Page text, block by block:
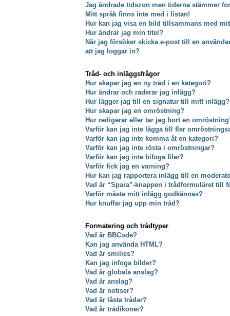
Jag ändrade tidszon men tiderna stämmer
Mitt språk finns inte med i listan!
Hur kan jag visa en bild tillsammans med
Hur ändrar jag min titel?
När jag försöker skicka e-post till en
att jag loggar in?
Tråd- och inläggsfrågor
Hur skapar jag en ny tråd i en kategori?
Hur ändrar och raderar jag inlägg?
Hur lägger jag till en signatur till mitt inlägg?
Hur skapar jag en omröstning?
Hur redigerar eller tar jag bort en
Varför kan jag inte lägga till fler
Varför kan jag inte komma åt en kategori?
Varför kan jag inte rösta i omröstningar?
Varför kan jag inte bifoga filer?
Varför fick jag en varning?
Hur kan jag rapportera inlägg till en
Vad är “Spara”-knappen i trådformuläret till
Varför måste mitt inlägg godkännas?
Hur knuffar jag upp min tråd?
Formatering och trådtyper
Vad är BBCode?
Kan jag använda HTML?
Vad är smilies?
Kan jag infoga bilder?
Vad är globala anslag?
Vad är anslag?
Vad är notiser?
Vad är låsta trådar?
Vad är trådikoner?